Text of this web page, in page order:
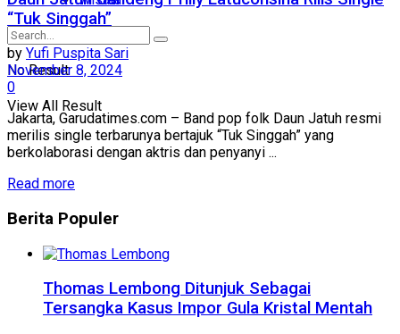
No Result
View All Result
“Tuk Singgah”
by Yufi Puspita Sari
November 8, 2024
0
Jakarta, Garudatimes.com – Band pop folk Daun Jatuh resmi
merilis single terbarunya bertajuk “Tuk Singgah” yang
berkolaborasi dengan aktris dan penyanyi ...
Read more
Berita Populer
Thomas Lembong Ditunjuk Sebagai
Tersangka Kasus Impor Gula Kristal Mentah